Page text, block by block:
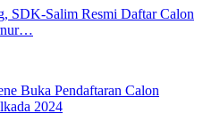
SDK-Salim Resmi Daftar Calon
Buka Pendaftaran Calon
2024